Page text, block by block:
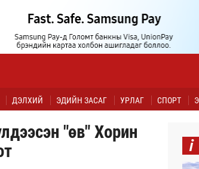
ДЭЛХИЙ ЭДИЙН ЗАСАГ УРЛАГ СПОРТ
"өв" Хорин
i